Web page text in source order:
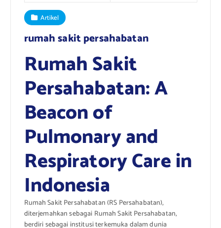
Artikel
rumah sakit persahabatan
Rumah Sakit
Persahabatan: A
Beacon of
Pulmonary and
Respiratory Care in
Indonesia
Rumah Sakit Persahabatan (RS Persahabatan),
diterjemahkan sebagai Rumah Sakit Persahabatan,
berdiri sebagai institusi terkemuka dalam dunia